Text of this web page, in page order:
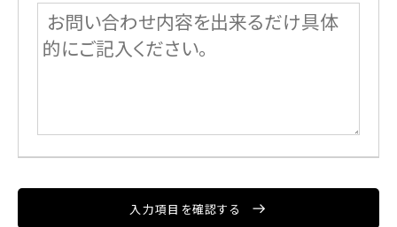
入力項目を確認する